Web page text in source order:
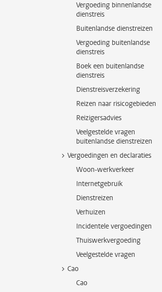
Vergoeding binnenlandse
dienstreis
Buitenlandse dienstreizen
Vergoeding buitenlandse
dienstreis
Boek een buitenlandse
dienstreis
Dienstreisverzekering
Reizen naar risicogebieden
Reizigersadvies
Veelgestelde vragen
buitenlandse dienstreizen
Vergoedingen en declaraties
Woon-werkverkeer
Internetgebruik
Dienstreizen
Verhuizen
Incidentele vergoedingen
Thuiswerkvergoeding
Veelgestelde vragen
Cao
Cao